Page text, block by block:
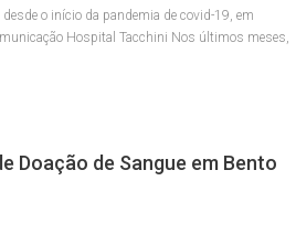
o início da pandemia de covid-19, em
Hospital Tacchini Nos últimos meses,
Doação de Sangue em Bento